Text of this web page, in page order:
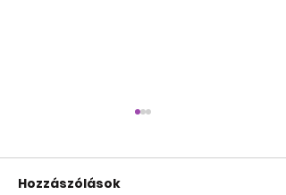
Hozzászólások